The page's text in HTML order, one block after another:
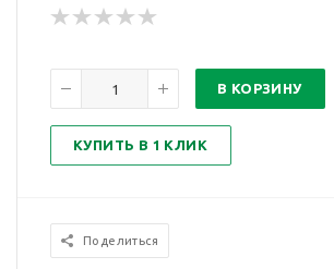
В КОРЗИНУ
КУПИТЬ В 1 КЛИК
Поделиться